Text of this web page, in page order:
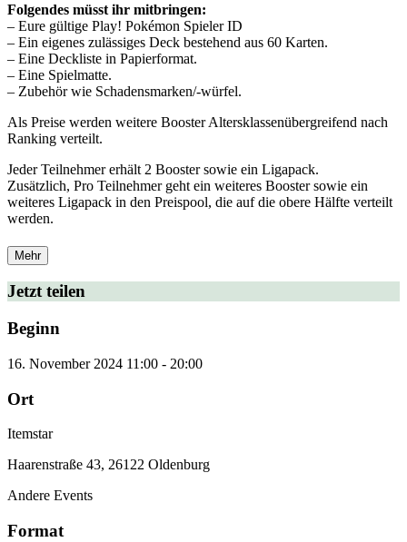
Folgendes müsst ihr mitbringen:
– Eure gültige Play! Pokémon Spieler ID
– Ein eigenes zulässiges Deck bestehend aus 60 Karten.
– Eine Deckliste in Papierformat.
– Eine Spielmatte.
– Zubehör wie Schadensmarken/-würfel.
Als Preise werden weitere Booster Altersklassenübergreifend nach
Ranking verteilt.
Jeder Teilnehmer erhält 2 Booster sowie ein Ligapack.
Zusätzlich, Pro Teilnehmer geht ein weiteres Booster sowie ein
weiteres Ligapack in den Preispool, die auf die obere Hälfte verteilt
werden.
Mehr
Jetzt teilen
Beginn
16. November 2024 11:00 - 20:00
Ort
Itemstar
Haarenstraße 43, 26122 Oldenburg
Andere Events
Format